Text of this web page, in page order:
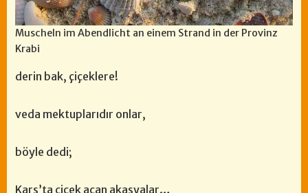
Muscheln im Abendlicht an einem Strand in der Provinz
Krabi
derin bak, çiçeklere!
veda mektuplarıdır onlar,
böyle dedi;
Kars’ta çiçek açan akasyalar…